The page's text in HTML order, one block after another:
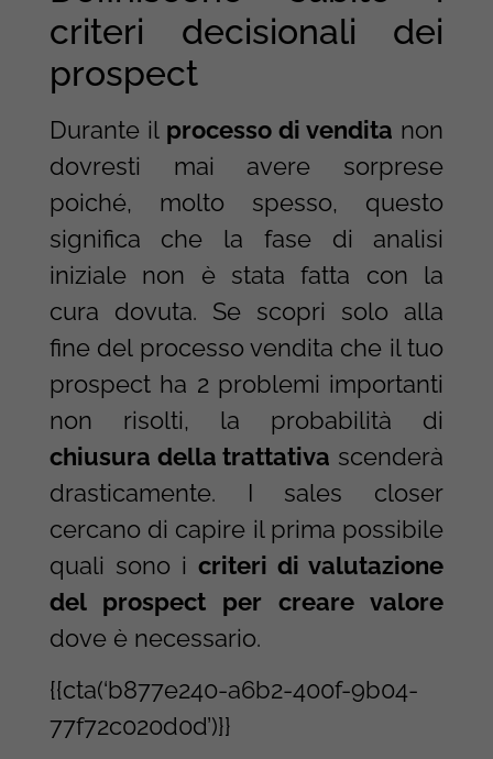
criteri decisionali dei
prospect
Durante il processo di vendita non
dovresti mai avere sorprese
poiché, molto spesso, questo
significa che la fase di analisi
iniziale non è stata fatta con la
cura dovuta. Se scopri solo alla
fine del processo vendita che il tuo
prospect ha 2 problemi importanti
non risolti, la probabilità di
chiusura della trattativa scenderà
drasticamente. I sales closer
cercano di capire il prima possibile
quali sono icriteri di valutazione
del prospect per creare valore
dove è necessario.
{{cta(‘b877e240-a6b2-400f-9b04-
77f72c020d0d’)}}